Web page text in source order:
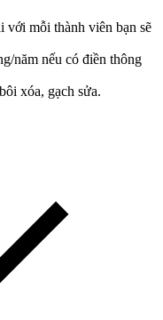
với mỗi thành viên bạn sẽ
năm nếu có điền thông
xóa, gạch sửa.